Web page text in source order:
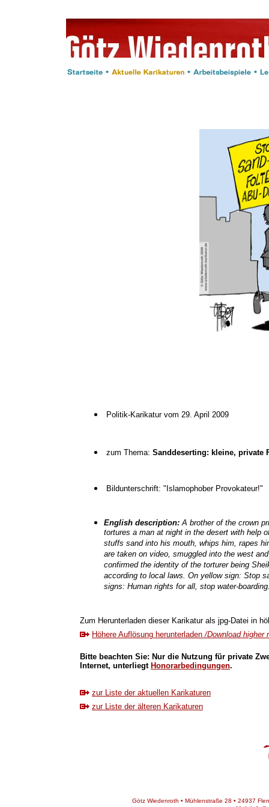
Politik-Karikatur vom 29. April 2009
zum Thema: Sanddeserting: kleine, private
Bildunterschrift: "Islamophober Provokateur!"
English description: A brother of the crown
tortures a man at night in the desert with help
stuffs sand into his mouth, whips him, rapes
are taken on video, smuggled into the west
confirmed the identity of the torturer being
according to local laws. On yellow sign: Stop
signs: Human rights for all, stop water-
Zum Herunterladen dieser Karikatur als jpg-Datei in
Höhere Auflösung herunterladen/Download higher
Bitte beachten Sie: Nur die Nutzung für private
Internet, unterliegt Honorarbedingungen.
zur Liste der aktuellen Karikaturen
zur Liste der älteren Karikaturen
Götz Wiedenroth • Mühlenstraße 28 • 24937